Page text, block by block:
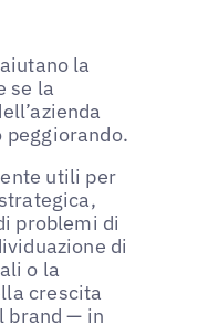
la
se la
peggiorando.
utili per
problemi di
di
o la
crescita
brand — in